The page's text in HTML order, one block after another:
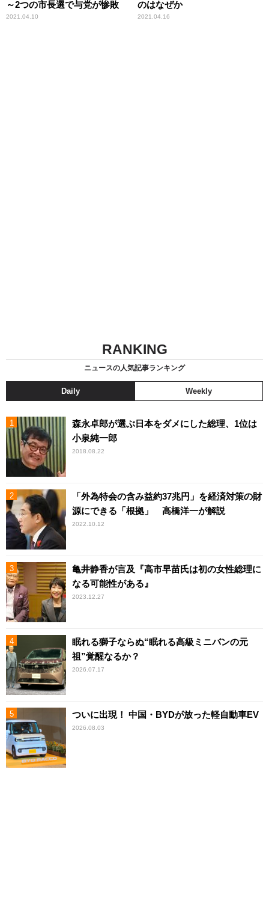
～2つの市長選で与党が惨敗
2021.04.10
のはなぜか
2021.04.16
RANKING
ニュースの人気記事ランキング
Daily Weekly
森永卓郎が選ぶ日本をダメにした総理、1位は
小泉純一郎
2018.08.22
「外為特会の含み益約37兆円」を経済対策の財
源にできる「根拠」 高橋洋一が解説
2022.10.12
亀井静香が言及『高市早苗氏は初の女性総理に
なる可能性がある』
2023.12.27
眠れる獅子ならぬ“眠れる高級ミニバンの元
祖”覚醒なるか？
2026.07.17
ついに出現！ 中国・BYDが放った軽自動車EV
2026.08.03